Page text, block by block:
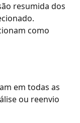
resumida dos
como
em todas as
ou reenvio